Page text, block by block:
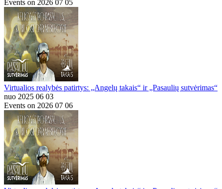
Events on 2026 07 05
Virtualios realybės patirtys: „Angelų takais“ ir „Pasaulių sutvėrimas“
nuo 2025 06 03
Events on 2026 07 06